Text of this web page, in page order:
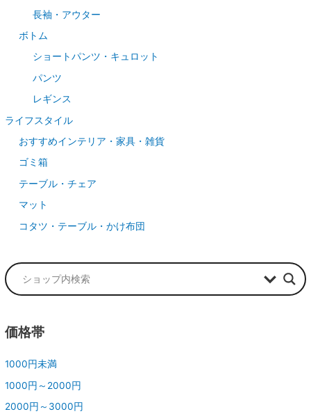
長袖・アウター
ボトム
ショートパンツ・キュロット
パンツ
レギンス
ライフスタイル
おすすめインテリア・家具・雑貨
ゴミ箱
テーブル・チェア
マット
コタツ・テーブル・かけ布団
価格帯
1000円未満
1000円～2000円
2000円～3000円